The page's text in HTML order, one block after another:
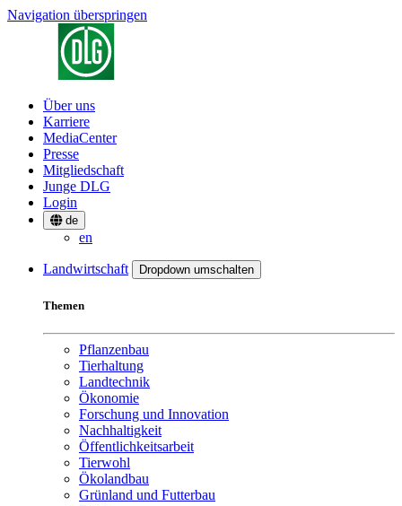
Navigation überspringen
Über uns
Karriere
MediaCenter
Presse
Mitgliedschaft
Junge DLG
Login
de
en
Landwirtschaft Dropdown umschalten
Themen
Pflanzenbau
Tierhaltung
Landtechnik
Ökonomie
Forschung und Innovation
Nachhaltigkeit
Öffentlichkeitsarbeit
Tierwohl
Ökolandbau
Grünland und Futterbau